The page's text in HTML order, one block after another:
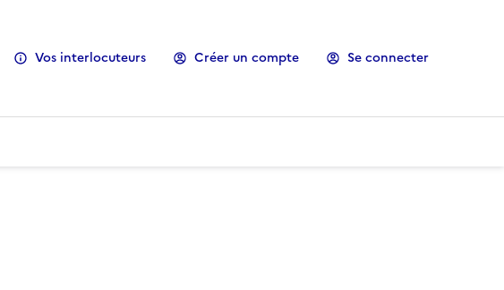
Vos interlocuteurs Créer un compte Se connecter